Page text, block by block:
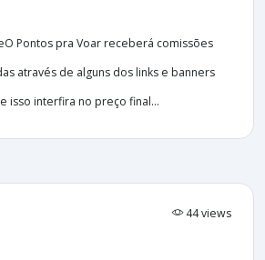
Pontos pra Voar receberá comissões
através de alguns dos links e banners
isso interfira no preço final...
44 views